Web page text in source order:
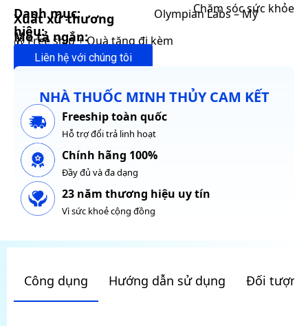
Danh mục:
Chăm sóc sức khỏe
Xuất xứ thương
hiệu:
Olympian Labs – Mỹ
Mô tả ngắn:
🎁 Free ship + Quà tặng đi kèm
Liên hệ với chúng tôi
NHÀ THUỐC MINH THỦY CAM KẾT
Freeship toàn quốc
Hỗ trợ đổi trả linh hoạt
Chính hãng 100%
Đầy đủ và đa dạng
23 năm thương hiệu uy tín
Vì sức khoẻ cộng đồng
Công dụng Hướng dẫn sử dụng Đối tượng